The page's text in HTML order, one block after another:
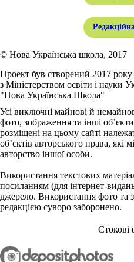
© Нова Українська школа, 2017
Проект був створений 2017 року
з Міністерством освіти і науки
"Нова Українська Школа"
Усі виключні майнові й
фото, зображення та інші
розміщені на цьому сайті
об’єктів авторського права, які
авторство іншої особи.
Використання текстових
посиланням (для інтернет-
джерело. Використання фото та
редакцією суворо заборонено.
Стокові